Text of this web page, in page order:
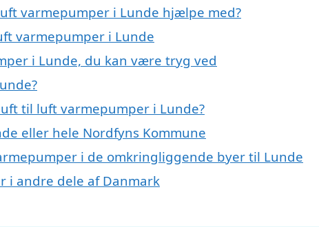
varmepumper i Lunde hjælpe med?
varmepumper i Lunde
i Lunde, du kan være tryg ved
til luft varmepumper i Lunde?
eller hele Nordfyns Kommune
i de omkringliggende byer til Lunde
i andre dele af Danmark